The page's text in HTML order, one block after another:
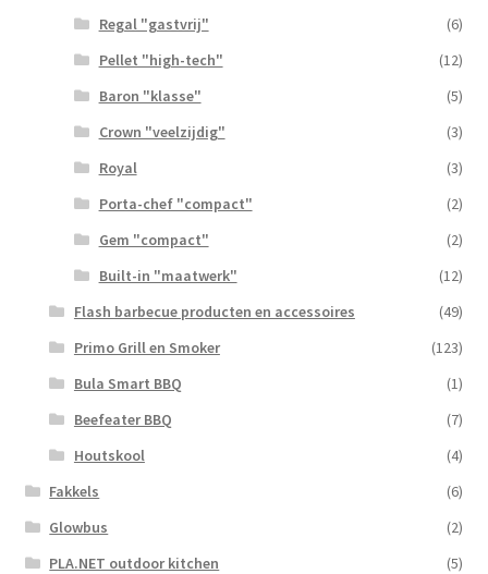
Regal "gastvrij"
(6)
Pellet "high-tech"
(12)
Baron "klasse"
(5)
Crown "veelzijdig"
(3)
Royal
(3)
Porta-chef "compact"
(2)
Gem "compact"
(2)
Built-in "maatwerk"
(12)
Flash barbecue producten en accessoires
(49)
Primo Grill en Smoker
(123)
Bula Smart BBQ
(1)
Beefeater BBQ
(7)
Houtskool
(4)
Fakkels
(6)
Glowbus
(2)
PLA.NET outdoor kitchen
(5)